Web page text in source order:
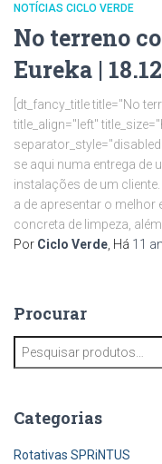
NOTÍCIAS CICLO VERDE
No terreno
Eureka |
[dt_fancy_title title="No
title_align="left"
se aqui numa entrega de
instalações de um
a de apresentar o
concreta de limpeza,
Por Ciclo Verde , Há 11
Procurar
e
u
Categorias
Rotativas SPRiNTUS